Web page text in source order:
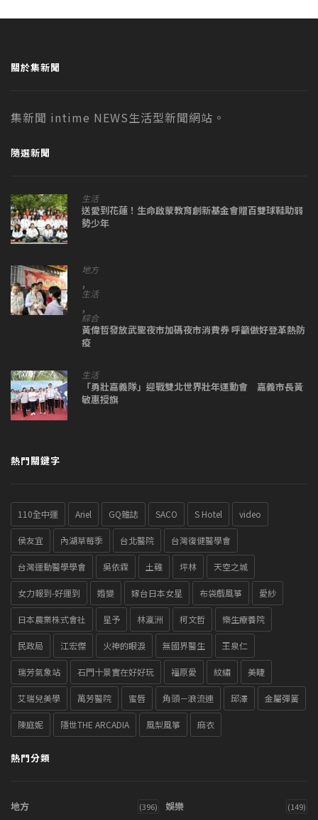
關於集新聞
集新聞 intime NEWS生活型新聞網站。
隨選新聞
生活
送愛到花蓮！生命啟蒙教育創新基金會贈百雙球鞋助弱
勢少年
地方
,
生活
,
綜合
黃偉哲發放武聖夜市加碼夜市消費券 呼籲做好登革熱防
疫
生活
「勇壯嘉義隊」迎戰雙北世界壯年運動會 嘉義市長黃
敏惠授旗
熱門關鍵字
110全中運 Ariel GQ雜誌 SACO S Hotel video
侯友宜 內湖草莓季 台北醫院 台灣復健醫學會
台灣運動醫學學會 吳依霖 土雞 坪林 天空之城
女力報到-好運到 婚變 嫁台日本女星 布袋戲風箏 愛紗
日本農業株式會社 星予 林瀛洲 柯文哲 樂生療養院
民政局 江宏傑 火神的眼淚 無國界醫生 王泉仁
瑞芳氣象站 石門十景實在好好玩 福原愛 紋繡 美睫
艾瑞兒美學 萬芳醫院 蜜唇 角頭－浪流連 邱澤 金屬彈簧
陳庭妮 隱世THE ARCADIA 風梨風箏 麻衣
熱門分類
地方 (396) 娛樂 (149)